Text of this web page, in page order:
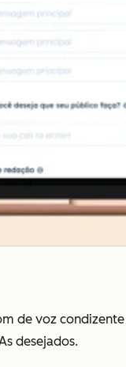
de voz
desejados.